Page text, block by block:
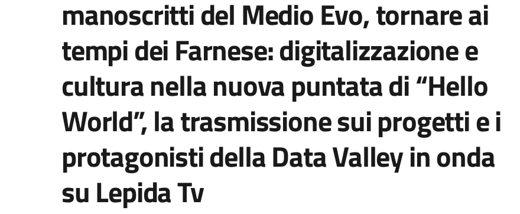
manoscritti del Medio Evo, tornare ai
tempi dei Farnese: digitalizzazione e
cultura nella nuova puntata di “Hello
World”, la trasmissione sui progetti e i
protagonisti della Data Valley in onda
su Lepida Tv